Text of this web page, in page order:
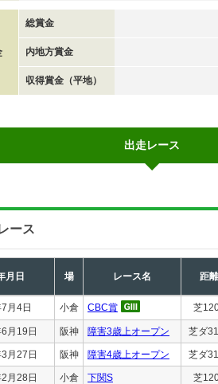
総賞金
内地方賞金
収得賞金（平地）
出走レース
ース
月日 場 レース名 距離
月4日 小倉 CBC賞 芝
月19日 阪神 障害3歳上オープン 芝ダ
月27日 阪神 障害4歳上オープン 芝ダ
月28日 小倉 下関S 芝